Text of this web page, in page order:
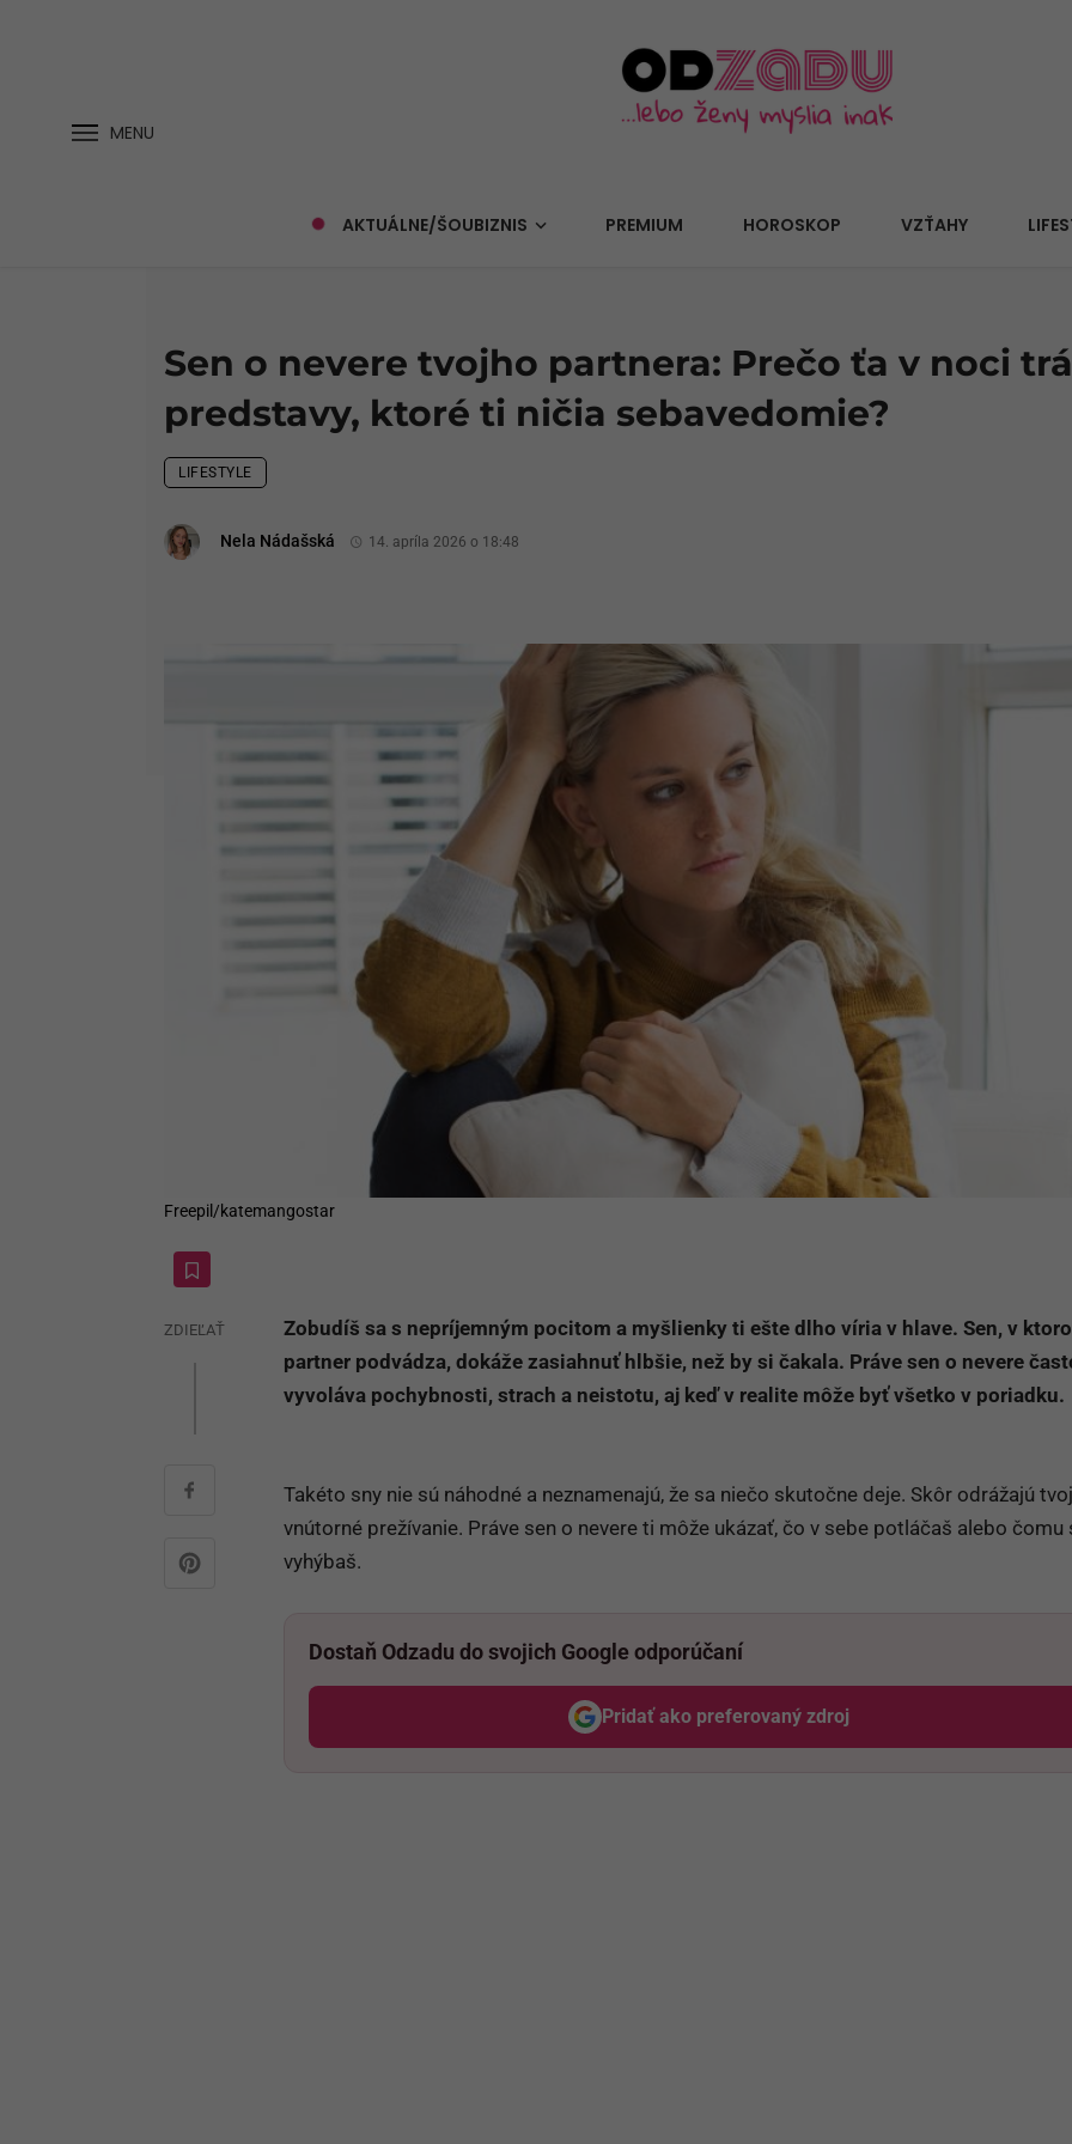
MENU
AKTUÁLNE/ŠOUBIZNIS PREMIUM HOROSKOP VZŤAHY
Sen o nevere tvojho partnera: Prečo ťa v noci
predstavy, ktoré ti ničia sebavedomie?
LIFESTYLE
Nela Nádašská 14. apríla 2026 o 18:48
Freepil/katemangostar
ZDIEĽAŤ
Zobudíš sa s nepríjemným pocitom a myšlienky ti ešte dlho víria v hlave. Sen, v
partner podvádza, dokáže zasiahnuť hlbšie, než by si čakala. Práve sen o nevere
vyvoláva pochybnosti, strach a neistotu, aj keď v realite môže byť všetko v poriadku.
Takéto sny nie sú náhodné a neznamenajú, že sa niečo skutočne deje. Skôr odrážajú
vnútorné prežívanie. Práve sen o nevere ti môže ukázať, čo v sebe potláčaš alebo čomu
vyhýbaš.
Dostaň Odzadu do svojich Google odporúčaní
Pridať ako preferovaný zdroj
Odzadu, odkaz sa otvorí v novom okne